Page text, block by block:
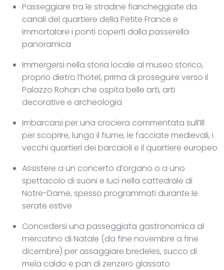
Passeggiare tra le stradine fiancheggiate da
canali del quartiere della Petite France e
immortalare i ponti coperti dalla passerella
panoramica
Immergersi nella storia locale al museo storico,
proprio dietro l’hotel, prima di proseguire verso il
Palazzo Rohan che ospita belle arti, arti
decorative e archeologia
Imbarcarsi per una crociera commentata sull’Ill
per scoprire, lungo il fiume, le facciate medievali, i
vecchi quartieri dei barcaioli e il quartiere europeo
Assistere a un concerto d’organo o a uno
spettacolo di suoni e luci nella cattedrale di
Notre-Dame, spesso programmati durante le
serate estive
Concedersi una passeggiata gastronomica al
mercatino di Natale (da fine novembre a fine
dicembre) per assaggiare bredeles, succo di
mela caldo e pan di zenzero glassato